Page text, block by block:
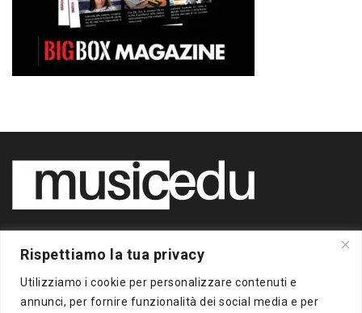
Rispettiamo la tua privacy
Utilizziamo i cookie per personalizzare contenuti e
annunci, per fornire funzionalità dei social media e per
di Piero Chianura
P.IVA 12412930963
Tutti i diritti riservati